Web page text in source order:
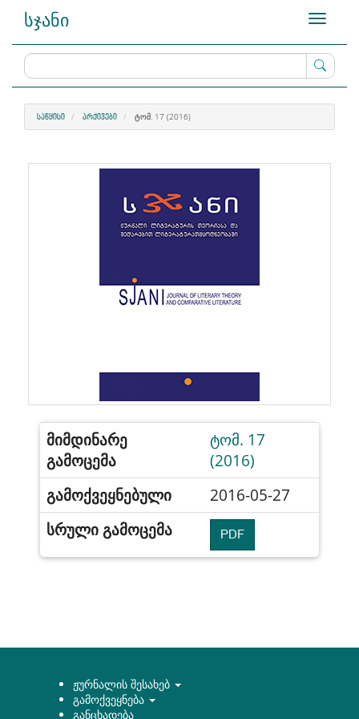
Main
Navigation
Main
Sidebar
Toggle
სჯანი
ᲡᲐᲬᲧᲘᲡᲘ ᲐᲠᲥᲘᲕᲔᲑᲘ ᲢᲝᲛ. 17 (2016)
მიმდინარე
გამოცემა
ტომ. 17
(2016)
გამოქვეყნებული
2016-05-27
სრული გამოცემა
PDF
ჟურნალის შესახებ
გამოქვეყნება
განცხადება